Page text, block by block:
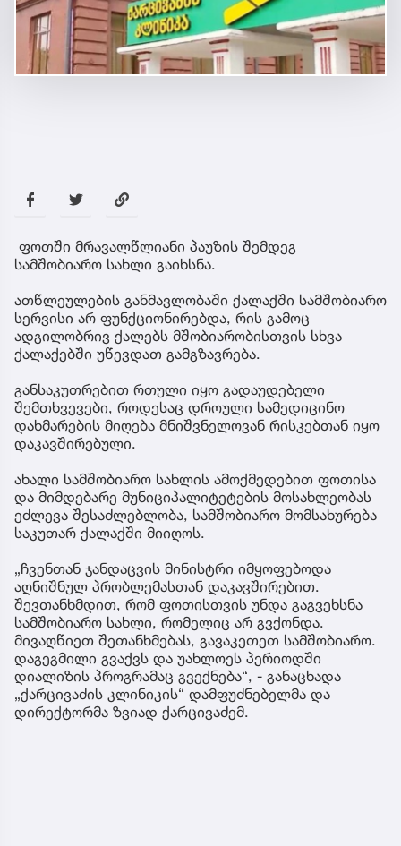
ფოთში მრავალწლიანი პაუზის შემდეგ
სამშობიარო სახლი გაიხსნა.
ათწლეულების განმავლობაში ქალაქში სამშობიარო
სერვისი არ ფუნქციონირებდა, რის გამოც
ადგილობრივ ქალებს მშობიარობისთვის სხვა
ქალაქებში უწევდათ გამგზავრება.
განსაკუთრებით რთული იყო გადაუდებელი
შემთხვევები, როდესაც დროული სამედიცინო
დახმარების მიღება მნიშვნელოვან რისკებთან იყო
დაკავშირებული.
ახალი სამშობიარო სახლის ამოქმედებით ფოთისა
და მიმდებარე მუნიციპალიტეტების მოსახლეობას
ეძლევა შესაძლებლობა, სამშობიარო მომსახურება
საკუთარ ქალაქში მიიღოს.
„ჩვენთან ჯანდაცვის მინისტრი იმყოფებოდა
აღნიშნულ პრობლემასთან დაკავშირებით.
შევთანხმდით, რომ ფოთისთვის უნდა გაგვეხსნა
სამშობიარო სახლი, რომელიც არ გვქონდა.
მივაღწიეთ შეთანხმებას, გავაკეთეთ სამშობიარო.
დაგეგმილი გვაქვს და უახლოეს პერიოდში
დიალიზის პროგრამაც გვექნება“, - განაცხადა
„ქარცივაძის კლინიკის“ დამფუძნებელმა და
დირექტორმა ზვიად ქარცივაძემ.